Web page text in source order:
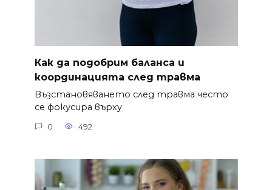
Как да подобрим баланса и
координацията след травма
Възстановяването след травма често
се фокусира върху
0 492